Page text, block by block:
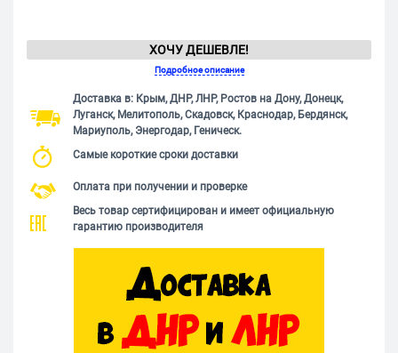
ХОЧУ ДЕШЕВЛЕ!
Подробное описание
Доставка в: Крым, ДНР, ЛНР, Ростов на Дону, Донецк,
Луганск, Мелитополь, Скадовск, Краснодар, Бердянск,
Мариуполь, Энергодар, Геническ.
Самые короткие сроки доставки
Оплата при получении и проверке
Весь товар сертифицирован и имеет официальную
гарантию производителя